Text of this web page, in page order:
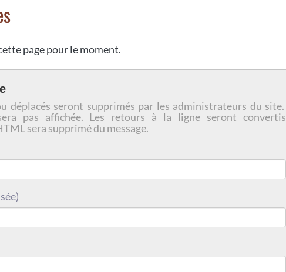
page pour le moment.
déplacés seront supprimés par les administrateurs du site.
pas affichée. Les retours à la ligne seront convertis
sera supprimé du message.